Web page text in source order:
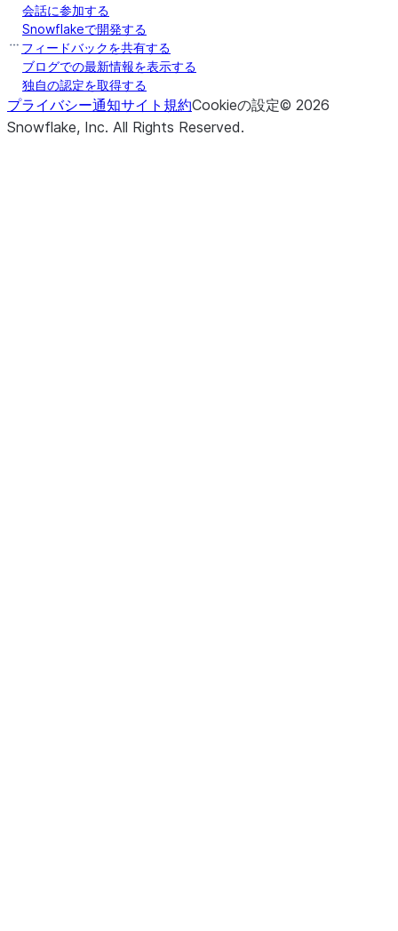
会話に参加する
Snowflakeで開発する
フィードバックを共有する
ブログでの最新情報を表示する
独自の認定を取得する
プライバシー通知サイト規約Cookieの設定© 2026
Snowflake, Inc. All Rights Reserved.